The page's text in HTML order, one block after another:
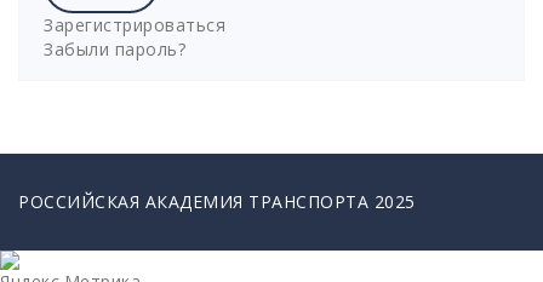
Зарегистрироваться
Забыли пароль?
РОССИЙСКАЯ АКАДЕМИЯ ТРАНСПОРТА 2025